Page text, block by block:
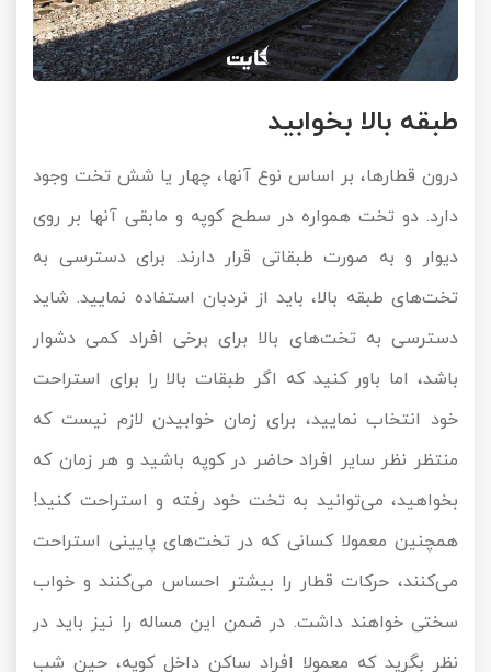
طبقه بالا بخوابید
درون قطارها، بر اساس نوع آنها، چهار یا شش تخت وجود
دارد. دو تخت همواره در سطح کوپه و مابقی آنها بر روی
دیوار و به صورت طبقاتی قرار دارند. برای دسترسی به
تخت‌های طبقه بالا، باید از نردبان استفاده نمایید. شاید
دسترسی به تخت‌های بالا برای برخی افراد کمی دشوار
باشد، اما باور کنید که اگر طبقات بالا را برای استراحت
خود انتخاب نمایید، برای زمان خوابیدن لازم نیست که
منتظر نظر سایر افراد حاضر در کوپه باشید و هر زمان که
بخواهید، می‌توانید به تخت خود رفته و استراحت کنید!
همچنین معمولا کسانی که در تخت‌های پایینی استراحت
می‌کنند، حرکات قطار را بیشتر احساس می‌کنند و خواب
سختی خواهند داشت. در ضمن این مساله را نیز باید در
نظر بگرید که معمولا افراد ساکن داخل کوپه، حین شب